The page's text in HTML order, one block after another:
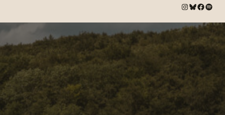
# Bluesky # Spotify